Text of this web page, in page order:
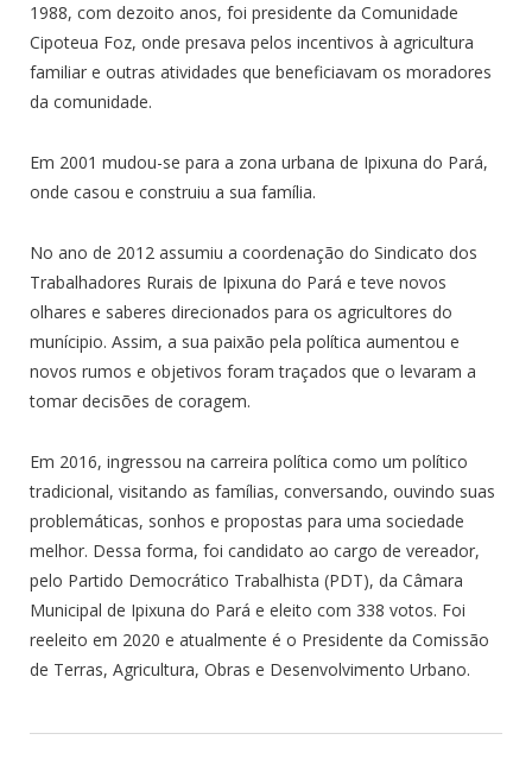
1988, com dezoito anos, foi presidente da Comunidade
Cipoteua Foz, onde presava pelos incentivos à agricultura
familiar e outras atividades que beneficiavam os moradores
da comunidade.
Em 2001 mudou-se para a zona urbana de Ipixuna do Pará,
onde casou e construiu a sua família.
No ano de 2012 assumiu a coordenação do Sindicato dos
Trabalhadores Rurais de Ipixuna do Pará e teve novos
olhares e saberes direcionados para os agricultores do
munícipio. Assim, a sua paixão pela política aumentou e
novos rumos e objetivos foram traçados que o levaram a
tomar decisões de coragem.
Em 2016, ingressou na carreira política como um político
tradicional, visitando as famílias, conversando, ouvindo suas
problemáticas, sonhos e propostas para uma sociedade
melhor. Dessa forma, foi candidato ao cargo de vereador,
pelo Partido Democrático Trabalhista (PDT), da Câmara
Municipal de Ipixuna do Pará e eleito com 338 votos. Foi
reeleito em 2020 e atualmente é o Presidente da Comissão
de Terras, Agricultura, Obras e Desenvolvimento Urbano.